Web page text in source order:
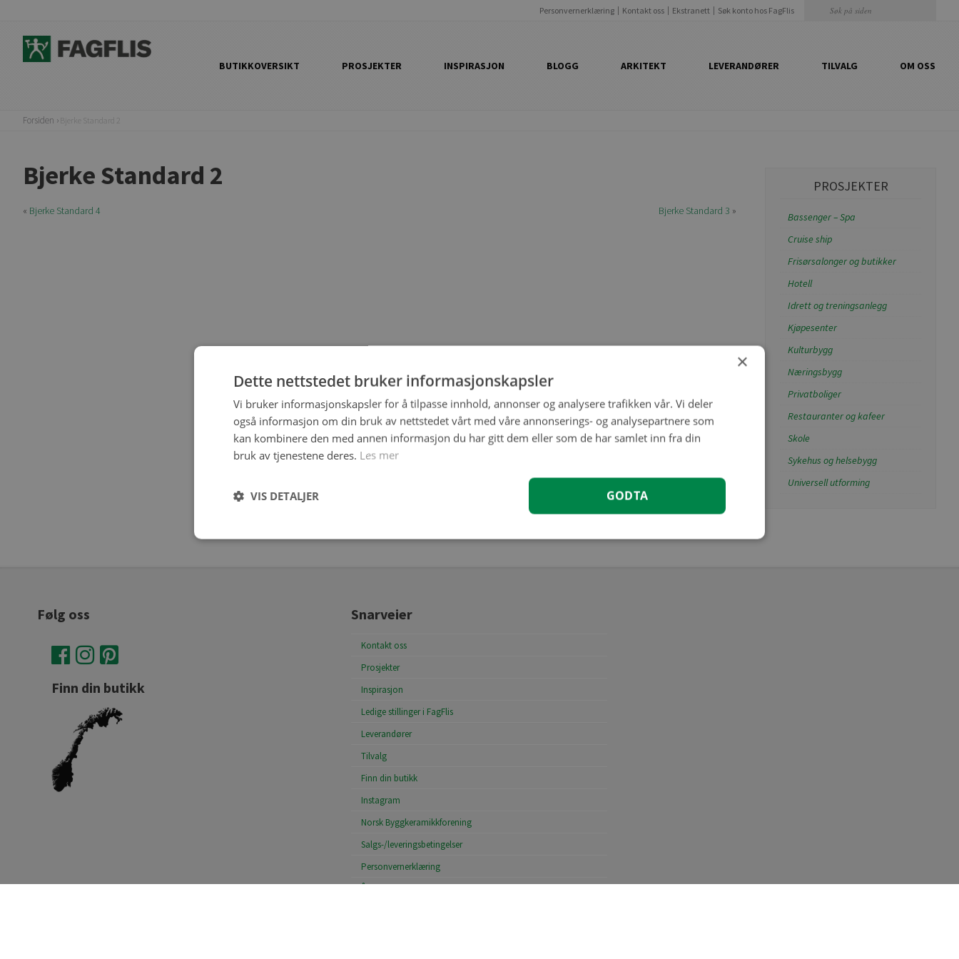
Personvernerklæring Kontakt oss Ekstranett Søk konto hos FagFlis
BUTIKKOVERSIKT PROSJEKTER INSPIRASJON BLOGG ARKITEKT LEVERANDØRER TILVALG OM OSS
Forsiden Bjerke Standard 2
Bjerke Standard 2
Bjerke Standard 3 »
« Bjerke Standard 4
PROSJEKTER
Bassenger – Spa
Cruise ship
Frisørsalonger og butikker
Hotell
Idrett og treningsanlegg
Kjøpesenter
Kulturbygg
Næringsbygg
Privatboliger
Restauranter og kafeer
Skole
Sykehus og helsebygg
Universell utforming
Følg oss
Finn din butikk
Snarveier
Kontakt oss
Prosjekter
Inspirasjon
Ledige stillinger i FagFlis
Leverandører
Tilvalg
Finn din butikk
Instagram
Norsk Byggkeramikkforening
Salgs-/leveringsbetingelser
Personvernerklæring
×
Dette nettstedet bruker informasjonskapsler
Vi bruker informasjonskapsler for å tilpasse innhold, annonser og analysere trafikken vår. Vi deler
også informasjon om din bruk av nettstedet vårt med våre annonserings- og analysepartnere som
kan kombinere den med annen informasjon du har gitt dem eller som de har samlet inn fra din
bruk av tjenestene deres. Les mer
GODTA
VIS DETALJER